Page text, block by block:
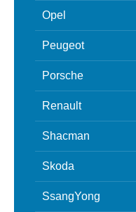
Opel
Peugeot
Porsche
Renault
Shacman
Skoda
SsangYong